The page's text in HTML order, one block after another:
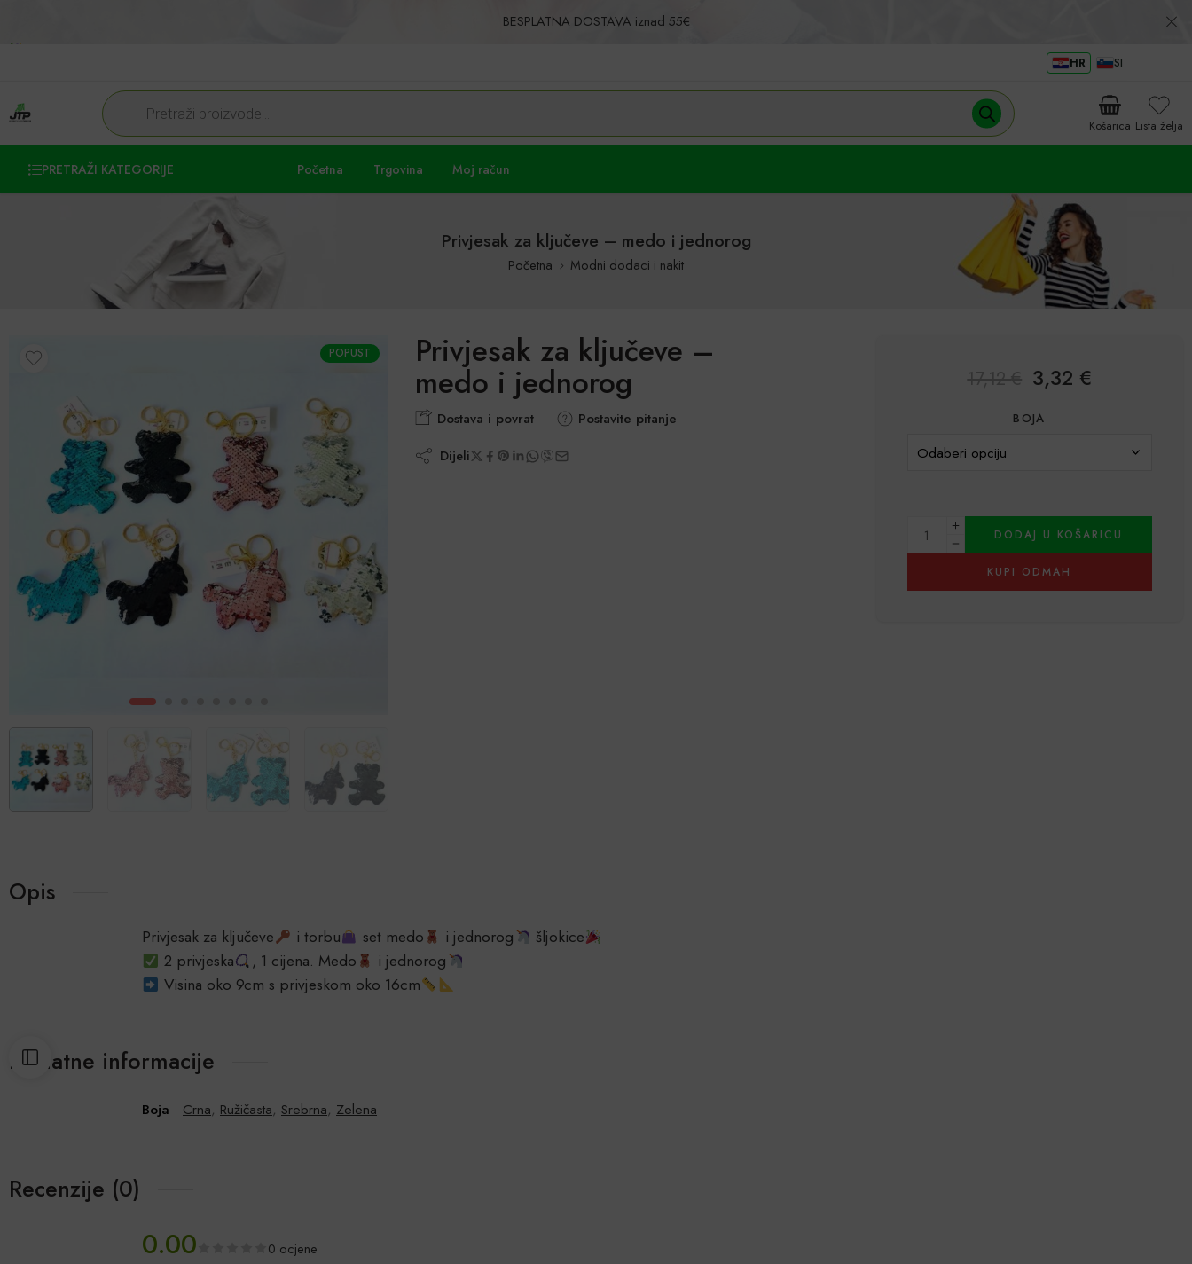
BESPLATNA DOSTAVA iznad 55€
HR SI
Košarica Lista želja
PRETRAŽI KATEGORIJE Početna Trgovina Moj račun
Privjesak za ključeve – medo i jednorog
Početna Modni dodaci i nakit
POPUST Privjesak za ključeve –
medo i jednorog
Dostava i povrat Postavite pitanje
Dijeli
17,12€ 3,32 €
BOJA
DODAJ U KOŠARICU
KUPI ODMAH
Opis
Privjesak za ključeve i torbu set medo i jednorog
šljokice
2 privjeska
, 1 cijena. Medo
i jednorog
Visina oko 9cm s privjeskom oko 16cm
Dodatne informacije
Boja Crna, Ružičasta, Srebrna, Zelena
Recenzije (0)
0.00 0 ocjene